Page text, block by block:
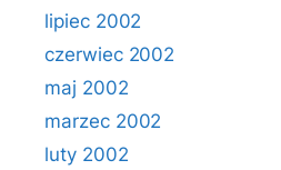
lipiec 2002
czerwiec 2002
maj 2002
marzec 2002
luty 2002